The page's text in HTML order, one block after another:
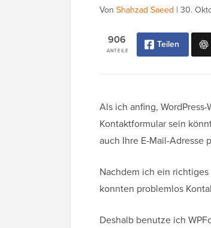
Von Shahzad Saeed | 30.
ANTEILE
906 Teilen
Als ich anfing,
Kontaktformular sein
auch Ihre E-Mail-Adresse
Nachdem ich ein
konnten problemlos
Deshalb benutze ich